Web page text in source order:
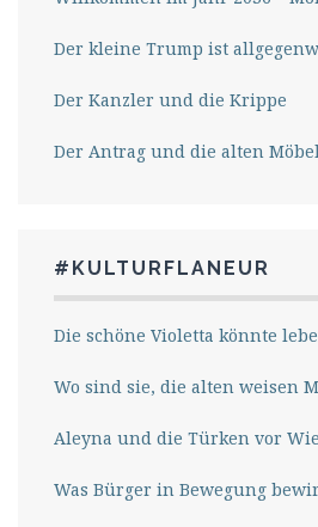
Der kleine Trump ist
Der Kanzler und die Krippe
Der Antrag und die alten
#KULTURFLANEUR
Die schöne Violetta könnte
Wo sind sie, die alten weisen
Aleyna und die Türken vor
Was Bürger in Bewegung